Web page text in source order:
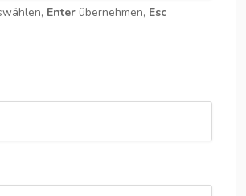
Enter übernehmen, Esc